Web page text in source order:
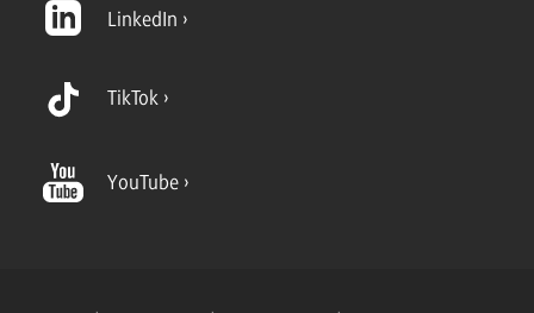
LinkedIn
TikTok
YouTube